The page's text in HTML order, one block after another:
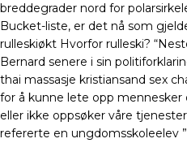
breddegrader nord for
Bucket-liste, er det nå som
rulleskiøkt Hvorfor rulleski?
Bernard senere i sin
thai massasje kristiansand sex
for å kunne lete opp
eller ikke oppsøker våre
refererte en ungdomsskoleelev